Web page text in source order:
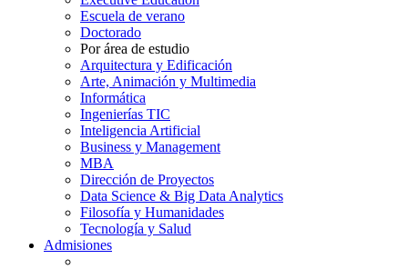
Escuela de verano
Doctorado
Por área de estudio
Arquitectura y Edificación
Arte, Animación y Multimedia
Informática
Ingenierías TIC
Inteligencia Artificial
Business y Management
MBA
Dirección de Proyectos
Data Science & Big Data Analytics
Filosofía y Humanidades
Tecnología y Salud
Admisiones